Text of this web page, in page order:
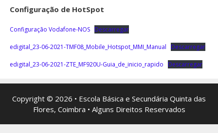
Configuração de HotSpot
Configuração Vodafone-NOS Descarregar
edigital_23-06-2021-TMF08_Mobile_Hotspot_MMI_Manual Descarregar
edigital_23-06-2021-ZTE_MF920U-Guia_de_inicio_rapido Descarregar
Copyright © 2026 • Escola Básica e Secundária Quinta das
Flores, Coimbra • Alguns Direitos Reservados